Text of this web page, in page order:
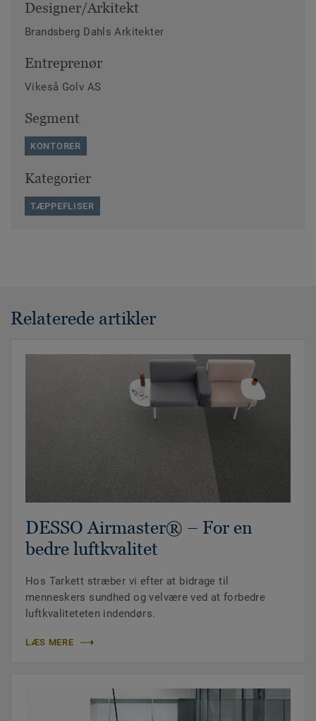
Designer/Arkitekt
Brandsberg Dahls Arkitekter
Entreprenør
Vikeså Golv AS
Segment
KONTORER
Kategorier
TÆPPEFLISER
Relaterede artikler
DESSO Airmaster® – For en
bedre luftkvalitet
Hos Tarkett stræber vi efter at bidrage til
menneskers sundhed og velvære ved at forbedre
luftkvaliteteten indendørs.
LÆS MERE